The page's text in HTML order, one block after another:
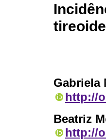
Gabriela
http://
Beatriz
http://